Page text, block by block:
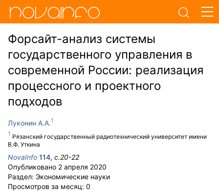
Форсайт-анализ системы
государственного управления в
современной России: реализация
процессного и проектного
подходов
Луконин А.А.
Рязанский государственный радиотехнический университет имени
В.Ф. Уткина
NovaInfo 114, с.20-22
Опубликовано 2 апреля 2020
Раздел: Экономические науки
Просмотров за месяц: 0